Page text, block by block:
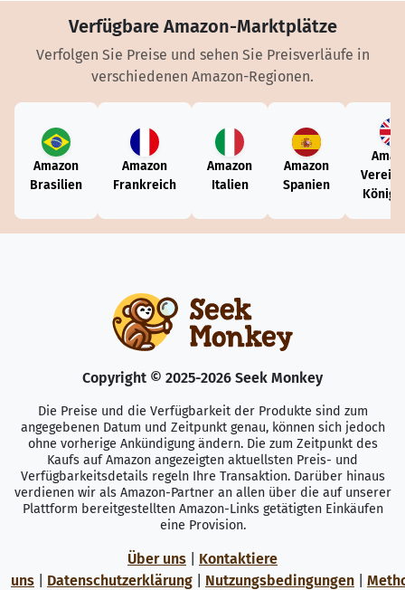
Verfügbare Amazon-Marktplätze
Verfolgen Sie Preise und sehen Sie Preisverläufe in
verschiedenen Amazon-Regionen.
Amazon
Brasilien
Amazon
Frankreich
Amazon
Italien
Amazon
Spanien
Copyright © 2025-2026 Seek Monkey
Die Preise und die Verfügbarkeit der Produkte sind zum
angegebenen Datum und Zeitpunkt genau, können sich jedoch
ohne vorherige Ankündigung ändern. Die zum Zeitpunkt des
Kaufs auf Amazon angezeigten aktuellsten Preis- und
Verfügbarkeitsdetails regeln Ihre Transaktion. Darüber hinaus
verdienen wir als Amazon-Partner an allen über die auf unserer
Plattform bereitgestellten Amazon-Links getätigten Einkäufen
eine Provision.
Über uns
Kontaktiere
uns
Datenschutzerklärung Nutzungsbedingungen